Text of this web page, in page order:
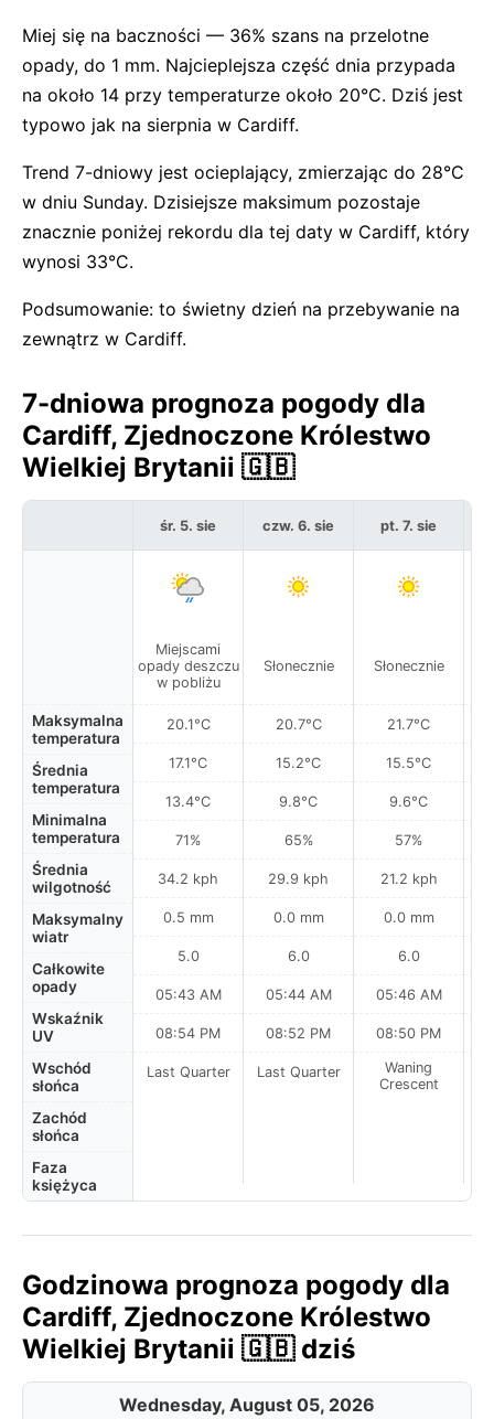
Miej się na baczności — 36% szans na przelotne
opady, do 1 mm. Najcieplejsza część dnia przypada
na około 14 przy temperaturze około 20°C. Dziś jest
typowo jak na sierpnia w Cardiff.
Trend 7-dniowy jest ocieplający, zmierzając do 28°C
w dniu Sunday. Dzisiejsze maksimum pozostaje
znacznie poniżej rekordu dla tej daty w Cardiff, który
wynosi 33°C.
Podsumowanie: to świetny dzień na przebywanie na
zewnątrz w Cardiff.
7-dniowa prognoza pogody dla
Cardiff, Zjednoczone Królestwo
Wielkiej Brytanii 🇬🇧
Maksymalna
temperatura
Średnia
temperatura
Minimalna
temperatura
Średnia
wilgotność
Maksymalny
wiatr
Całkowite
opady
Wskaźnik
UV
Wschód
słońca
Zachód
słońca
Faza
księżyca
śr. 5. sie
Miejscami
opady deszczu
w pobliżu
20.1°C
17.1°C
13.4°C
71%
34.2 kph
0.5 mm
5.0
05:43 AM
08:54 PM
Last Quarter
czw. 6. sie
Słonecznie
20.7°C
15.2°C
9.8°C
65%
29.9 kph
0.0 mm
6.0
05:44 AM
08:52 PM
Last Quarter
pt. 7. sie
Słonecznie
21.7°C
15.5°C
9.6°C
57%
21.2 kph
0.0 mm
6.0
05:46 AM
08:50 PM
Waning
Crescent
Godzinowa prognoza pogody dla
Cardiff, Zjednoczone Królestwo
Wielkiej Brytanii 🇬🇧 dziś
Wednesday, August 05, 2026